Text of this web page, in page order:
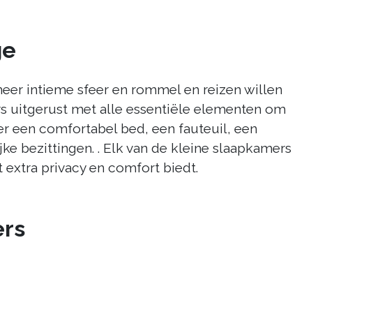
intieme sfeer en rommel en reizen willen
uitgerust met alle essentiële elementen om
een comfortabel bed, een fauteuil, een
bezittingen. . Elk van de kleine slaapkamers
privacy en comfort biedt.